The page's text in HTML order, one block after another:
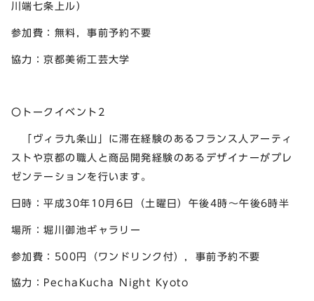
川端七条上ル）
参加費：無料，事前予約不要
協力：京都美術工芸大学
〇トークイベント2
「ヴィラ九条山」に滞在経験のあるフランス人アーティ
ストや京都の職人と商品開発経験のあるデザイナーがプレ
ゼンテーションを行います。
日時：平成30年10月6日（土曜日）午後4時～午後6時半
場所：堀川御池ギャラリー
参加費：500円（ワンドリンク付），事前予約不要
協力：PechaKucha Night Kyoto